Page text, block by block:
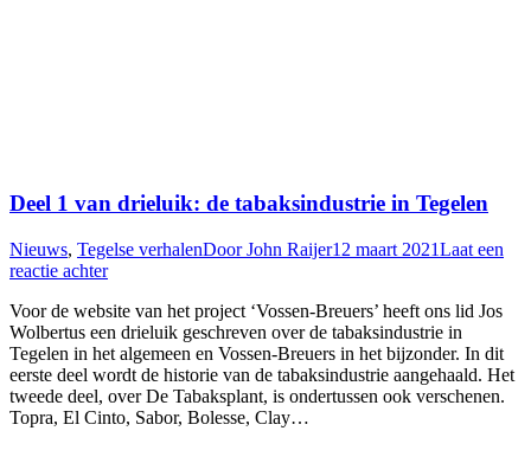
Deel 1 van drieluik: de tabaksindustrie in Tegelen
Nieuws, Tegelse verhalenDoorJohn Raijer12 maart 2021Laat een
reactie achter
Voor de website van het project ‘Vossen-Breuers’ heeft ons lid Jos
Wolbertus een drieluik geschreven over de tabaksindustrie in
Tegelen in het algemeen en Vossen-Breuers in het bijzonder. In dit
eerste deel wordt de historie van de tabaksindustrie aangehaald. Het
tweede deel, over De Tabaksplant, is ondertussen ook verschenen.
Topra, El Cinto, Sabor, Bolesse, Clay…